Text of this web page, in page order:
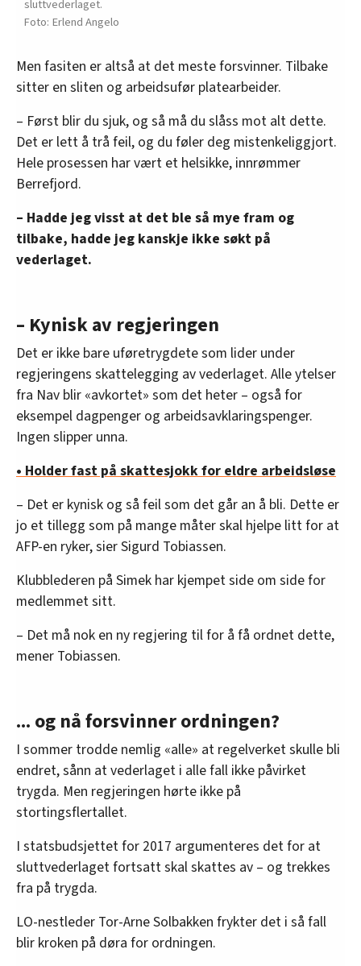
sluttvederlaget.
Erlend Angelo
Men fasiten er altså at det meste forsvinner. Tilbake
sitter en sliten og arbeidsufør platearbeider.
– Først blir du sjuk, og så må du slåss mot alt dette.
Det er lett å trå feil, og du føler deg mistenkeliggjort.
Hele prosessen har vært et helsikke, innrømmer
Berrefjord.
– Hadde jeg visst at det ble så mye fram og
tilbake, hadde jeg kanskje ikke søkt på
vederlaget.
– Kynisk av regjeringen
Det er ikke bare uføretrygdete som lider under
regjeringens skattelegging av vederlaget. Alle ytelser
fra Nav blir «avkortet» som det heter – også for
eksempel dagpenger og arbeidsavklaringspenger.
Ingen slipper unna.
• Holder fast på skattesjokk for eldre arbeidsløse
– Det er kynisk og så feil som det går an å bli. Dette er
jo et tillegg som på mange måter skal hjelpe litt for at
AFP-en ryker, sier Sigurd Tobiassen.
Klubblederen på Simek har kjempet side om side for
medlemmet sitt.
– Det må nok en ny regjering til for å få ordnet dette,
mener Tobiassen.
... og nå forsvinner ordningen?
I sommer trodde nemlig «alle» at regelverket skulle bli
endret, sånn at vederlaget i alle fall ikke påvirket
trygda. Men regjeringen hørte ikke på
stortingsflertallet.
I statsbudsjettet for 2017 argumenteres det for at
sluttvederlaget fortsatt skal skattes av – og trekkes
fra på trygda.
LO-nestleder Tor-Arne Solbakken frykter det i så fall
blir kroken på døra for ordningen.